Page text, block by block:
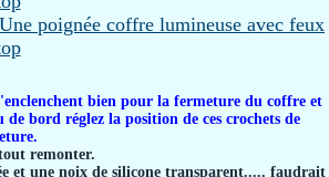
bien pour la fermeture du coffre et
bord réglez la position de ces crochets de
remonter.
et une noix de silicone transparent..... faudrait